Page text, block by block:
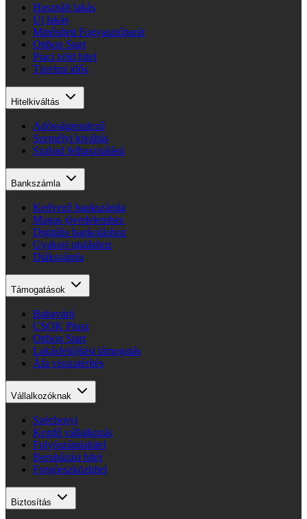
Használt lakás
Új lakás
Minősített Fogyasztóbarát
Otthon Start
Piaci zöld hitel
Türelmi idős
Hitelkiváltás
Adósságrendező
Személyi kiváltás
Szabad felhasználású
Bankszámla
Kedvező bankszámla
Magas jövedelemhez
Digitális bankoláshoz
Gyakori utaláshoz
Diákszámla
Támogatások
Babaváró
CSOK Plusz
Otthon Start
Lakásfelújítási támogatás
Áfa visszatérítés
Vállalkozóknak
Széchenyi
Kezdő vállalkozás
Folyószámlahitel
Beruházási hitel
Forgóeszközhitel
Biztosítás